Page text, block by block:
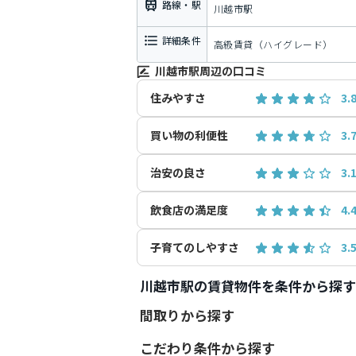
路線・駅 川越市駅
詳細条件 高級賃貸（ハイグレード）
川越市駅周辺の口コミ
住みやすさ
買い物の利便性
治安の良さ
飲食店の満足度
子育てのしやすさ
川越市駅の賃貸物件を条件から探す
間取りから探す
こだわり条件から探す